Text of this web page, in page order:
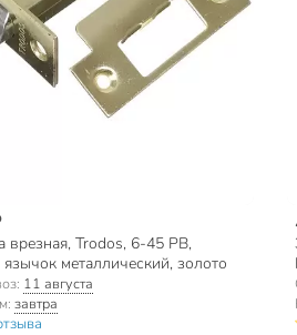
врезная, Trodos, 6-45 PB,
металлический, золото
11 августа
завтра